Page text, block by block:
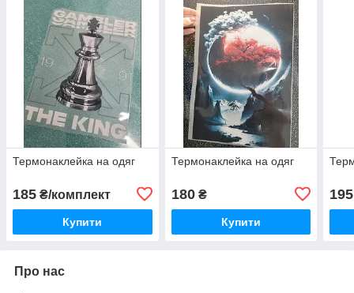
Термонаклейка на одяг
185 ₴/комплект
Купити
Термонаклейка на одяг
180₴
Купити
195
Про нас